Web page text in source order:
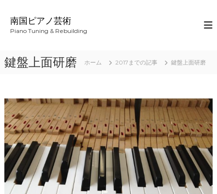
ス
南国ピアノ芸術
Piano Tuning & Rebuilding
鍵盤上面研磨 ホーム 2017までの記事 鍵盤上面研磨